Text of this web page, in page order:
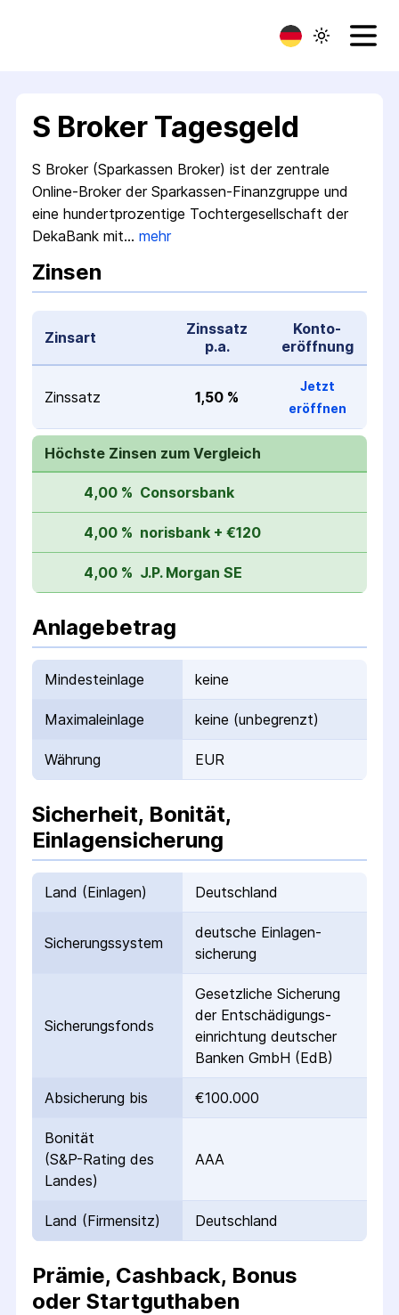
S Broker Tagesgeld
S Broker (Sparkassen Broker) ist der zentrale
Online-Broker der Sparkassen-Finanz­gruppe und
eine hundertprozentige Tochter­gesellschaft der
DekaBank mit… mehr
Zinsen
Zinsart
Zinssatz
p.a.
Konto­
eröffnung
Zinssatz 1,50 %
Jetzt
eröffnen
Höchste Zinsen zum Vergleich
4,00 % Consorsbank
4,00 % norisbank + €120
4,00 % J.P. Morgan SE
Anlagebetrag
Mindesteinlage keine
Maximaleinlage keine (unbegrenzt)
Währung EUR
Sicherheit, Bonität,
Einlagensicherung
Land (Einlagen) Deutschland
Sicherungs­system
deutsche Einlagen­
sicherung
Sicherungs­fonds
Gesetzliche Sicherung
der Entschädigungs­
einrichtung deutscher
Banken GmbH (EdB)
Absicherung bis €100.000
Bonität
(S&P-Rating des
Landes)
AAA
Land (Firmensitz) Deutschland
Prämie, Cashback, Bonus
oder Startguthaben